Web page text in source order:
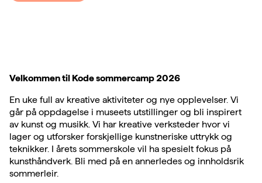
Velkommen til Kode sommercamp 2026
En uke full av kreative aktiviteter og nye opplevelser. Vi
går på oppdagelse i museets utstillinger og bli inspirert
av kunst og musikk. Vi har kreative verksteder hvor vi
lager og utforsker forskjellige kunstneriske uttrykk og
teknikker. I årets sommerskole vil ha spesielt fokus på
kunsthåndverk. Bli med på en annerledes og innholdsrik
sommerleir.